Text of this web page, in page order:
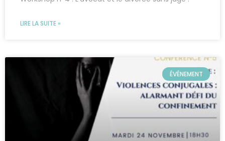
LIRE LA SUITE »
ÉVÉNEMENT